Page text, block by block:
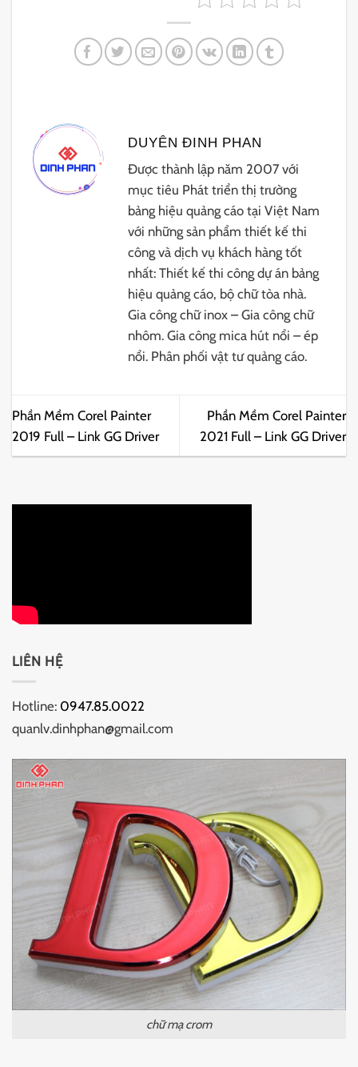
DUYÊN ĐINH PHAN
Được thành lập năm 2007 với
mục tiêu Phát triển thị trường
bảng hiệu quảng cáo tại Việt Nam
với những sản phẩm thiết kế thi
công và dịch vụ khách hàng tốt
nhất: Thiết kế thi công dự án bảng
hiệu quảng cáo, bộ chữ tòa nhà.
Gia công chữ inox – Gia công chữ
nhôm. Gia công mica hút nổi – ép
nổi. Phân phối vật tư quảng cáo.
Phần Mềm Corel Painter
2019 Full – Link GG Driver
Phần Mềm Corel Painter
2021 Full – Link GG Driver
LIÊN HỆ
Hotline: 0947.85.0022
quanlv.dinhphan@gmail.com
chữ mạ crom